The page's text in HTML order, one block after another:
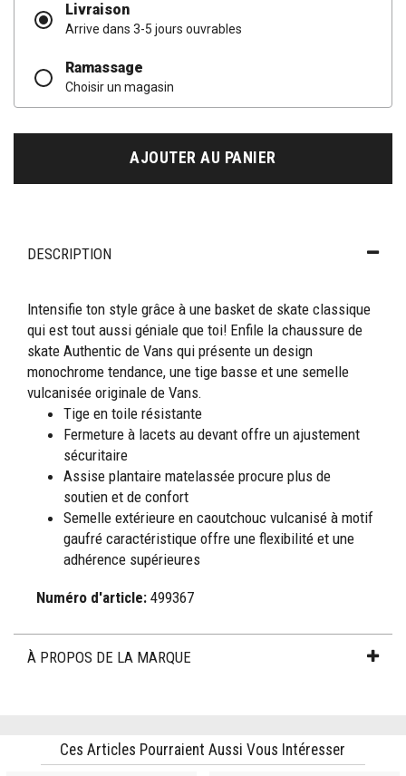
Livraison
Arrive dans 3-5 jours ouvrables
Ramassage
Choisir un magasin
AJOUTER AU PANIER
DESCRIPTION
Intensifie ton style grâce à une basket de skate classique
qui est tout aussi géniale que toi! Enfile la chaussure de
skate Authentic de Vans qui présente un design
monochrome tendance, une tige basse et une semelle
vulcanisée originale de Vans.
Tige en toile résistante
Fermeture à lacets au devant offre un ajustement
sécuritaire
Assise plantaire matelassée procure plus de
soutien et de confort
Semelle extérieure en caoutchouc vulcanisé à motif
gaufré caractéristique offre une flexibilité et une
adhérence supérieures
Numéro d'article:499367
À PROPOS DE LA MARQUE
Ces Articles Pourraient Aussi Vous Intéresser